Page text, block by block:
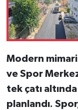
Modern
ve Spor
tek çatı
planlandı.